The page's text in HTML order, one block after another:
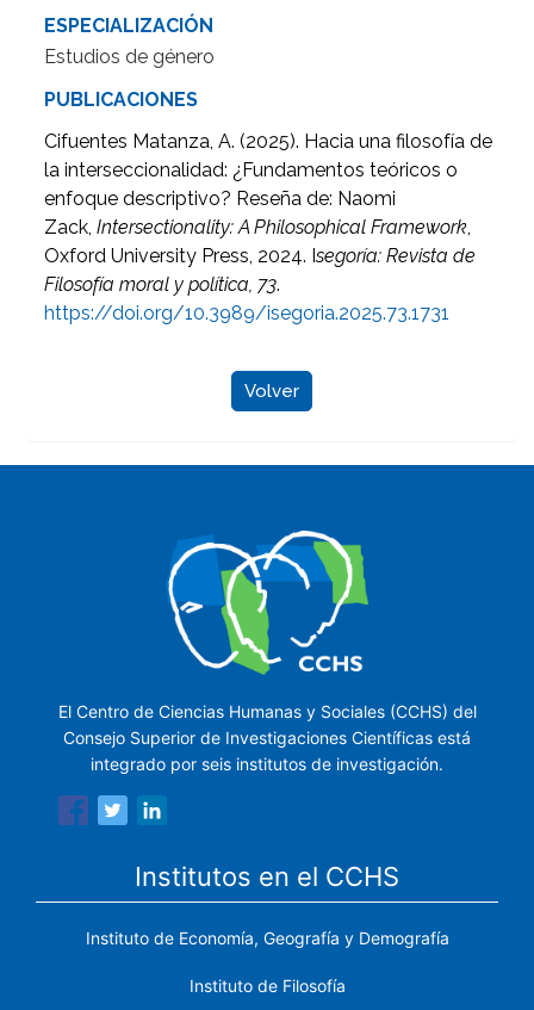
ESPECIALIZACIÓN
Estudios de género
PUBLICACIONES
Cifuentes Matanza, A. (2025). Hacia una filosofía de
la interseccionalidad: ¿Fundamentos teóricos o
enfoque descriptivo? Reseña de: Naomi
Zack,Intersectionality: A Philosophical Framework,
Oxford University Press, 2024. Isegoría: Revista de
Filosofía moral y política, 73.
https://doi.org/10.3989/isegoria.2025.73.1731
Volver
El Centro de Ciencias Humanas y Sociales (CCHS) del
Consejo Superior de Investigaciones Científicas está
integrado por seis institutos de investigación.
Institutos en el CCHS
Instituto de Economía, Geografía y Demografía
Instituto de Filosofía